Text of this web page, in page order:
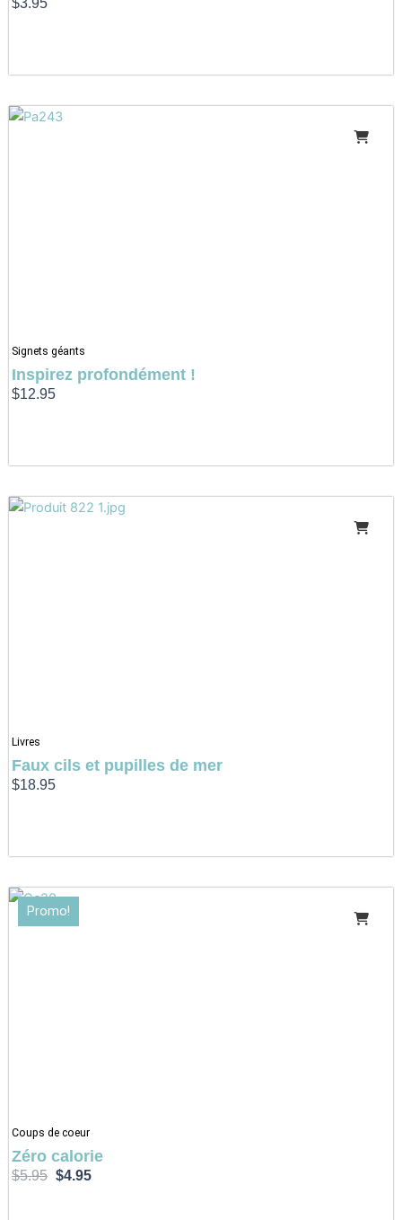
Signets géants
Inspirez profondément !
$12.95
Livres
Faux cils et pupilles de mer
$18.95
Promo!
Coups de coeur
Zéro calorie
$5.95
Le
prix
initial
$4.95